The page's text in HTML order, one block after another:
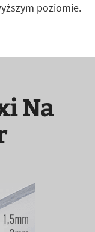
poziomie.
Na